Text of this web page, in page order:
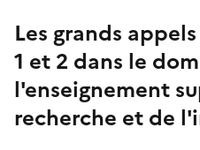
Les grands
1 et 2 dans le
l'enseignement
recherche et de